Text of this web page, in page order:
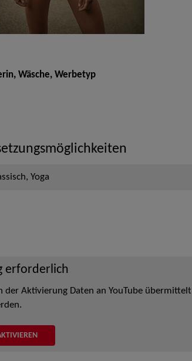
Wäsche, Werbetyp
Yoga
erforderlich
der Aktivierung Daten an YouTube übermittelt